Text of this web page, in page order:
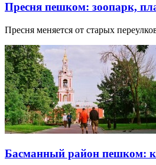
Пресня пешком: зоопарк,
Пресня меняется от старых
Басманный район пешком: